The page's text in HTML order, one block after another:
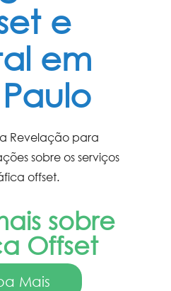
e
em
Revelação para
sobre os serviços
offset.
sobre
Offset
Mais